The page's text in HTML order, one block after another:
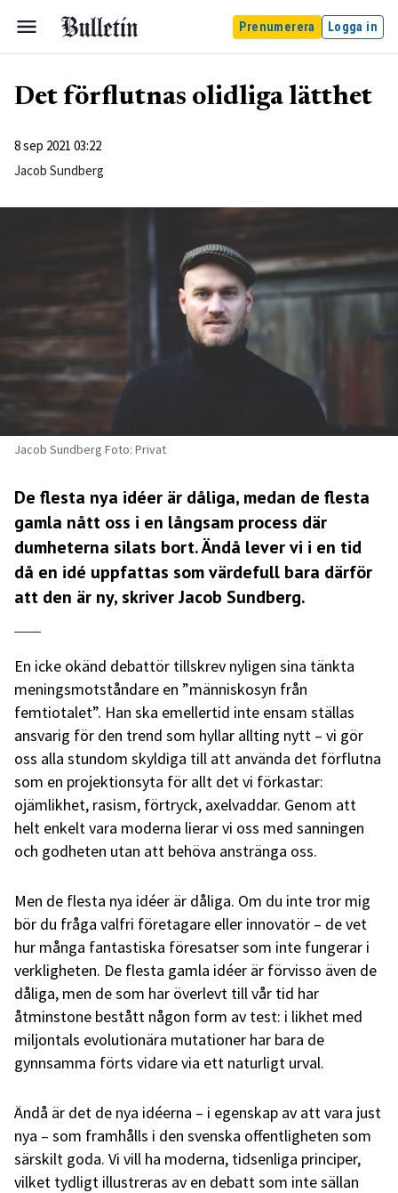
Prenumerera Logga in
Det förflutnas olidliga lätthet
8 sep 2021 03:22
Jacob Sundberg
Jacob Sundberg Foto: Privat
De flesta nya idéer är dåliga, medan de flesta
gamla nått oss i en långsam process där
dumheterna silats bort. Ändå lever vi i en tid
då en idé uppfattas som värdefull bara därför
att den är ny, skriver Jacob Sundberg.
En icke okänd debattör tillskrev nyligen sina tänkta
meningsmotståndare en ”människosyn från
femtiotalet”. Han ska emellertid inte ensam ställas
ansvarig för den trend som hyllar allting nytt – vi gör
oss alla stundom skyldiga till att använda det förflutna
som en projektionsyta för allt det vi förkastar:
ojämlikhet, rasism, förtryck, axelvaddar. Genom att
helt enkelt vara moderna lierar vi oss med sanningen
och godheten utan att behöva anstränga oss.
Men de flesta nya idéer är dåliga. Om du inte tror mig
bör du fråga valfri företagare eller innovatör – de vet
hur många fantastiska föresatser som inte fungerar i
verkligheten. De flesta gamla idéer är förvisso även de
dåliga, men de som har överlevt till vår tid har
åtminstone bestått någon form av test: i likhet med
miljontals evolutionära mutationer har bara de
gynnsamma förts vidare via ett naturligt urval.
Ändå är det de nya idéerna – i egenskap av att vara just
nya – som framhålls i den svenska offentligheten som
särskilt goda. Vi vill ha moderna, tidsenliga principer,
vilket tydligt illustreras av en debatt som inte sällan